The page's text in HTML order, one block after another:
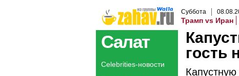
Суббота 08.08.
Трамп vs Иран
Салат
Celebrities-новости
гость